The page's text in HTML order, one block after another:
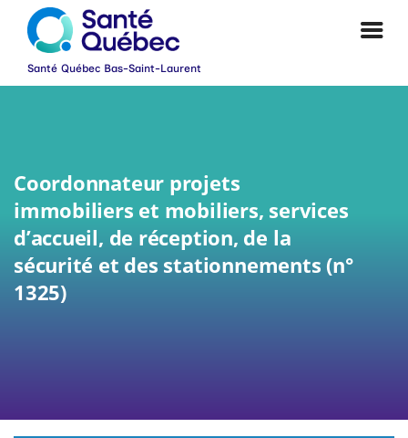
Coordonnateur projets
immobiliers et mobiliers, services
d’accueil, de réception, de la
sécurité et des stationnements (n°
1325)